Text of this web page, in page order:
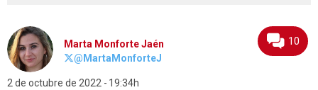
Marta Monforte Jaén
@MartaMonforteJ
2 de octubre de 2022
19:34h
10